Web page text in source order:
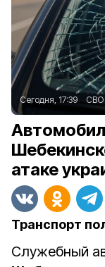
Сегодня, 17:39 СВО
атаке
Транспорт
Служебный